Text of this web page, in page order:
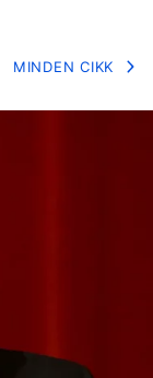
MINDEN CIKK